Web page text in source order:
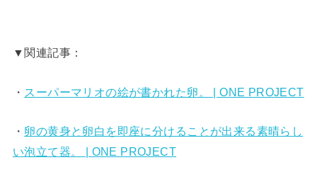
▼関連記事：
・ スーパーマリオの絵が書かれた卵。 | ONE PROJECT
・ 卵の黄身と卵白を即座に分けることが出来る素晴らし
い泡立て器。 | ONE PROJECT